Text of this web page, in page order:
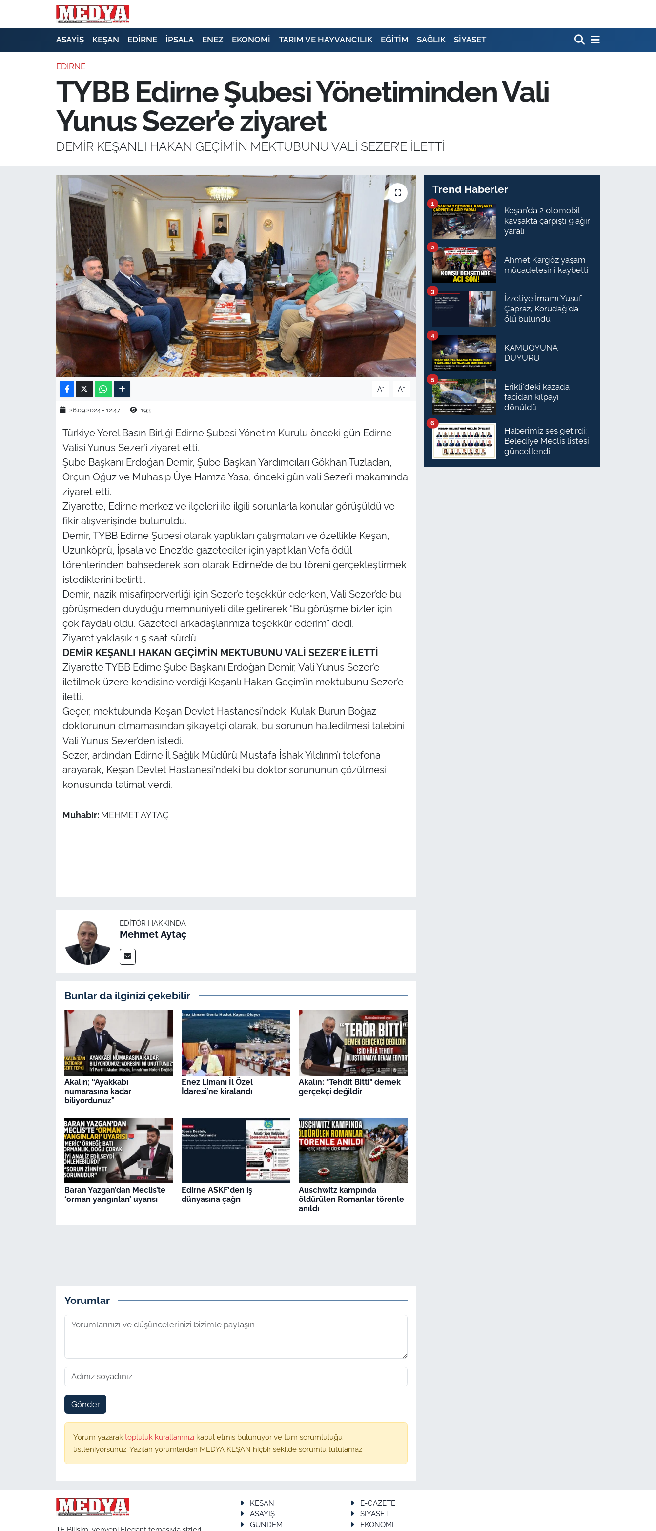
ASAYİŞ KEŞAN EDİRNE İPSALA ENEZ EKONOMİ TARIM VE HAYVANCILIK EĞİTİM SAĞLIK SİYASET
EDİRNE
TYBB Edirne Şubesi Yönetiminden Vali
Yunus Sezer’e ziyaret
DEMİR KEŞANLI HAKAN GEÇİM’İN MEKTUBUNU VALİ SEZER’E İLETTİ
A- A+
26.09.2024 - 12:47 193
Türkiye Yerel Basın Birliği Edirne Şubesi Yönetim Kurulu önceki gün Edirne
Valisi Yunus Sezer’i ziyaret etti.
Şube Başkanı Erdoğan Demir, Şube Başkan Yardımcıları Gökhan Tuzladan,
Orçun Oğuz ve Muhasip Üye Hamza Yasa, önceki gün vali Sezer’i makamında
ziyaret etti.
Ziyarette, Edirne merkez ve ilçeleri ile ilgili sorunlarla konular görüşüldü ve
fikir alışverişinde bulunuldu.
Demir, TYBB Edirne Şubesi olarak yaptıkları çalışmaları ve özellikle Keşan,
Uzunköprü, İpsala ve Enez’de gazeteciler için yaptıkları Vefa ödül
törenlerinden bahsederek son olarak Edirne’de de bu töreni gerçekleştirmek
istediklerini belirtti.
Demir, nazik misafirperverliği için Sezer’e teşekkür ederken, Vali Sezer’de bu
görüşmeden duyduğu memnuniyeti dile getirerek “Bu görüşme bizler için
çok faydalı oldu. Gazeteci arkadaşlarımıza teşekkür ederim” dedi.
Ziyaret yaklaşık 1.5 saat sürdü.
DEMİR KEŞANLI HAKAN GEÇİM’İN MEKTUBUNU VALİ SEZER’E İLETTİ
Ziyarette TYBB Edirne Şube Başkanı Erdoğan Demir, Vali Yunus Sezer’e
iletilmek üzere kendisine verdiği Keşanlı Hakan Geçim’in mektubunu Sezer’e
iletti.
Geçer, mektubunda Keşan Devlet Hastanesi’ndeki Kulak Burun Boğaz
doktorunun olmamasından şikayetçi olarak, bu sorunun halledilmesi talebini
Vali Yunus Sezer’den istedi.
Sezer, ardından Edirne İl Sağlık Müdürü Mustafa İshak Yıldırım’ı telefona
arayarak, Keşan Devlet Hastanesi’ndeki bu doktor sorununun çözülmesi
konusunda talimat verdi.
Muhabir: MEHMET AYTAÇ
EDITÖR HAKKINDA
Mehmet Aytaç
Bunlar da ilginizi çekebilir
Akalın; “Ayakkabı
numarasına kadar
biliyordunuz”
Enez Limanı İl Özel
İdaresi’ne kiralandı
Akalın: "Tehdit Bitti" demek
gerçekçi değildir
Baran Yazgan’dan Meclis’te
‘orman yangınları’ uyarısı
Edirne ASKF'den iş
dünyasına çağrı
Auschwitz kampında
öldürülen Romanlar törenle
anıldı
Yorumlar
Gönder
Yorum yazarak topluluk kurallarımızı kabul etmiş bulunuyor ve tüm sorumluluğu
üstleniyorsunuz. Yazılan yorumlardan MEDYA KEŞAN hiçbir şekilde sorumlu tutulamaz.
Trend Haberler
Keşan’da 2 otomobil
kavşakta çarpıştı 9 ağır
yaralı
1
Ahmet Kargöz yaşam
mücadelesini kaybetti
2
İzzetiye İmamı Yusuf
Çapraz, Korudağ'da
ölü bulundu
3
KAMUOYUNA
DUYURU
4
Erikli'deki kazada
facidan kılpayı
dönüldü
5
Haberimiz ses getirdi:
Belediye Meclis listesi
güncellendi
6
KEŞAN
E-GAZETE
ASAYİŞ
SİYASET
GÜNDEM
EKONOMİ
E-GAZETE
SİYASET
TARIM VE HAYVANCILIK
KÜLTÜR SANAT
RESMİ İLAN
EDİRNE
TEKİRDAĞ
KIRKLARELİ
ÇANAKKALE
TÜRKİYE
Flaş Haber
Dış Haberler
Bilim Teknoloji
English News
Canlı Maç
Gündem-Eğitim